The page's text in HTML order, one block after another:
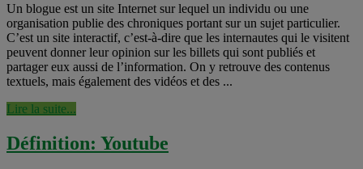
Un blogue est un site Internet sur lequel un individu ou une
organisation publie des chroniques portant sur un sujet particulier.
C’est un site interactif, c’est-à-dire que les internautes qui le visitent
peuvent donner leur opinion sur les billets qui sont publiés et
partager eux aussi de l’information. On y retrouve des contenus
textuels, mais également des vidéos et des ...
Lire la suite...
Définition: Youtube